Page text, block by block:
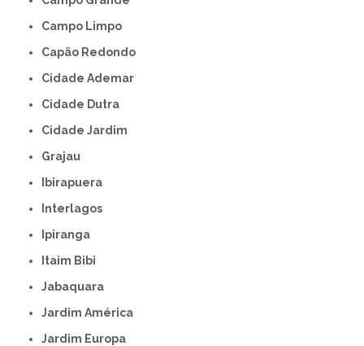
Campo Limpo
Capão Redondo
Cidade Ademar
Cidade Dutra
Cidade Jardim
Grajau
Ibirapuera
Interlagos
Ipiranga
Itaim Bibi
Jabaquara
Jardim América
Jardim Europa